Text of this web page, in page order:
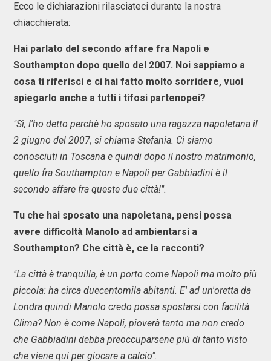
Ecco le dichiarazioni rilasciateci durante la nostra
chiacchierata:
Hai parlato del secondo affare fra Napoli e
Southampton dopo quello del 2007. Noi sappiamo a
cosa ti riferisci e ci hai fatto molto sorridere, vuoi
spiegarlo anche a tutti i tifosi partenopei?
"Sì, l'ho detto perchè ho sposato una ragazza napoletana il
2 giugno del 2007, si chiama Stefania. Ci siamo
conosciuti in Toscana e quindi dopo il nostro matrimonio,
quello fra Southampton e Napoli per Gabbiadini è il
secondo affare fra queste due città!".
Tu che hai sposato una napoletana, pensi possa
avere difficoltà Manolo ad ambientarsi a
Southampton? Che città è, ce la racconti?
"La città è tranquilla, è un porto come Napoli ma molto più
piccola: ha circa duecentomila abitanti. E' ad un'oretta da
Londra quindi Manolo credo possa spostarsi con facilità.
Clima? Non è come Napoli, pioverà tanto ma non credo
che Gabbiadini debba preoccuparsene più di tanto visto
che viene qui per giocare a calcio".